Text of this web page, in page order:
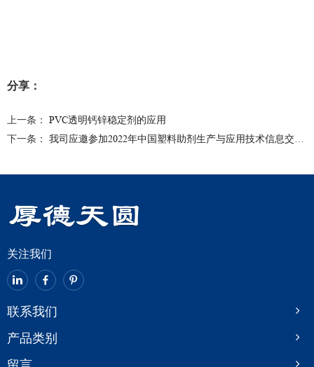
分享：
上一条： PVC透明钙锌稳定剂的应用
下一条： 我司应邀参加2022年中国塑料助剂生产与应用技术信息交流座谈会
关注我们
联系我们
产品类别